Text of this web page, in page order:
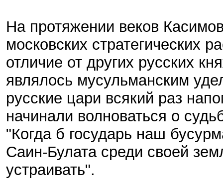
На протяжении веков
московских стратегических
отличие от других русских
являлось мусульманским
русские цари всякий раз
начинали волноваться о
"Когда б государь наш
Саин-Булата среди своей
устраивать".